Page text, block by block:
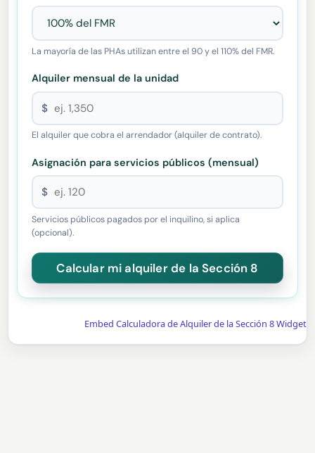
La mayoría de las PHAs utilizan entre el 90 y el 110% del FMR.
Alquiler mensual de la unidad
$
El alquiler que cobra el arrendador (alquiler de contrato).
Asignación para servicios públicos (mensual)
$
Servicios públicos pagados por el inquilino, si aplica
(opcional).
Embed Calculadora de Alquiler de la Sección 8 Widget